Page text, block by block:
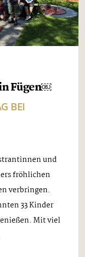
Fügen￼
BEI
und
fröhlichen
verbringen.
33 Kinder
Mit viel